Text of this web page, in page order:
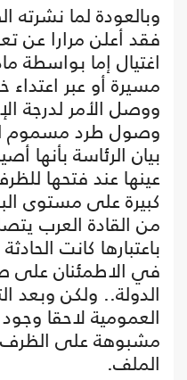
وبالعودة لما نشرته
فقد أعلن مرارا عن
اغتيال إما بواسطة
مسيرة أو عبر اعتداء
ووصل الأمر لدرجة
وصول طرد مسموم
بيان الرئاسة
عينها عند فتحها
كبيرة على مستوى
من القادة العرب
باعتبارها كانت
في الاطمئنان
الدولة.. ولكن وبعد
العمومية لاحقا
مشبوهة على الظرف
الملف.